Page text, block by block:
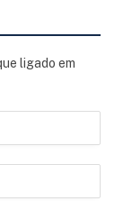
ligado em